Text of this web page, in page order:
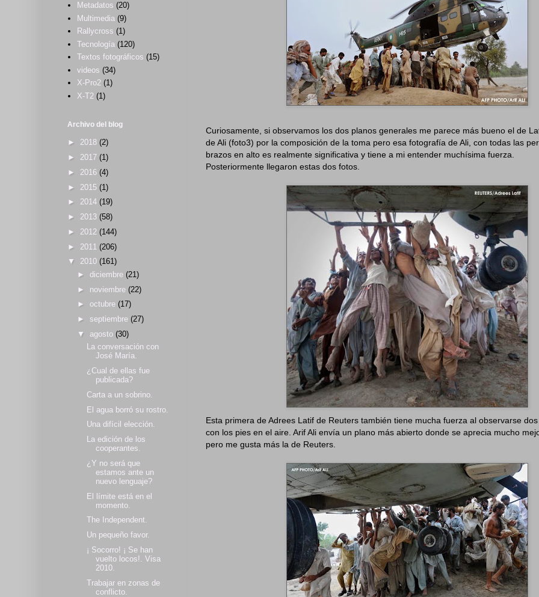
Curiosamente, si observamos los dos planos generales me parece más bueno el de
de Ali (foto3) por la composición de la toma pero esa fotografía de Ali, con todas las
brazos en alto es realmente significativa y tiene a mi entender muchísima fuerza.
Posteriormente llegaron estas dos fotos.
Esta primera de Adrees Latif de Reuters también tiene mucha fuerza al observarse
con los pies en el aire. Arif Ali envía un plano más abierto donde se aprecia mucho
pero me gusta más la de Reuters.
Metadatos (20)
Multimedia (9)
Rallycross (1)
Tecnología (120)
Textos fotográficos (15)
videos (34)
X-Pro2 (1)
X-T2 (1)
Archivo del blog
► 2018 (2)
► 2017 (1)
► 2016 (4)
► 2015 (1)
► 2014 (19)
► 2013 (58)
► 2012 (144)
► 2011 (206)
▼ 2010 (161)
► diciembre (21)
► noviembre (22)
► octubre (17)
► septiembre (27)
▼ agosto (30)
La conversación con
José María.
¿Cual de ellas fue
publicada?
Carta a un sobrino.
El agua borró su rostro.
Una difícil elección.
La edición de los
cooperantes.
¿Y no será que
estamos ante un
nuevo lenguaje?
El límite está en el
momento.
The Independent.
Un pequeño favor.
¡ Socorro! ¡ Se han
vuelto locos!. Visa
2010.
Trabajar en zonas de
conflicto.